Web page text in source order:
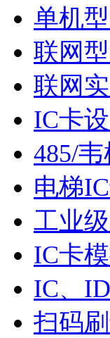
单机
联网
联网
IC卡
485/
电梯
工业
IC卡
IC、
扫码